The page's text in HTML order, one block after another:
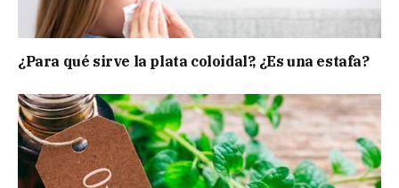
¿Para qué sirve la plata coloidal?, ¿Es una estafa?